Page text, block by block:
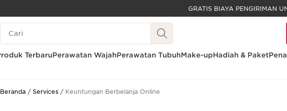
LEWATI KE KONTEN
Legenda Pencarian
TerbaruPerawatan WajahPerawatan TubuhMake-upHadiah & Paket
Beranda Services Keuntungan Berbelanja Online